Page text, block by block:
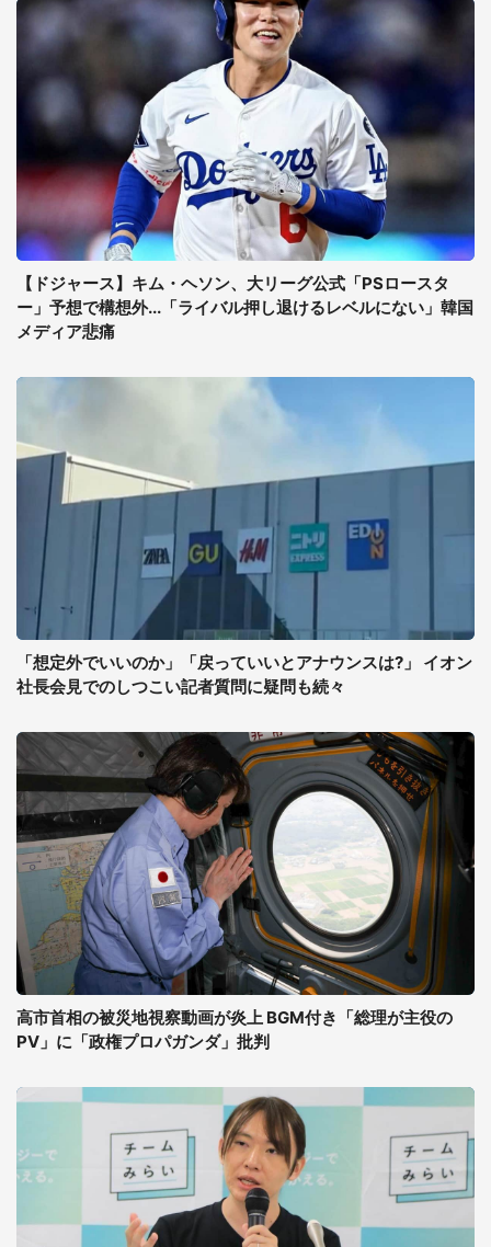
【ドジャース】キム・ヘソン、大リーグ公式「PSロースタ
ー」予想で構想外...「ライバル押し退けるレベルにない」韓国
メディア悲痛
「想定外でいいのか」「戻っていいとアナウンスは?」 イオン
社長会見でのしつこい記者質問に疑問も続々
高市首相の被災地視察動画が炎上 BGM付き「総理が主役の
PV」に「政権プロパガンダ」批判